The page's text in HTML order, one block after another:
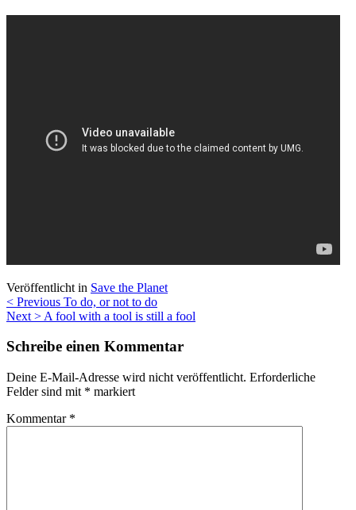
Veröffentlicht in Save the Planet
Beitragsnavigation
< Previous To do, or not to do
Next > A fool with a tool is still a fool
Schreibe einen Kommentar
Deine E-Mail-Adresse wird nicht veröffentlicht. Erforderliche
Felder sind mit * markiert
Kommentar *